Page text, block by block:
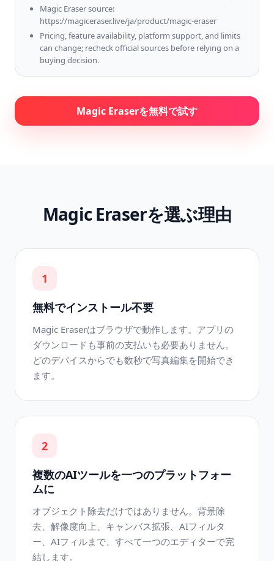
Magic Eraser source:
https://magiceraser.live/ja/product/magic-eraser
Pricing, feature availability, platform support, and limits
can change; recheck official sources before relying on a
buying decision.
Magic Eraserを無料で試す
Magic Eraserを選ぶ理由
1
無料でインストール不要
Magic Eraserはブラウザで動作します。アプリの
ダウンロードも事前の支払いも必要ありません。
どのデバイスからでも数秒で写真編集を開始でき
ます。
2
複数のAIツールを一つのプラットフォー
ムに
オブジェクト除去だけではありません。背景除
去、解像度向上、キャンバス拡張、AIフィルタ
ー、AIフィルまで、すべて一つのエディターで完
結します。